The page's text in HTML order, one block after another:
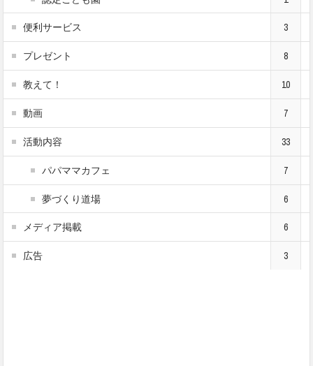
便利サービス 3
プレゼント 8
教えて！ 10
動画 7
活動内容 33
パパママカフェ 7
夢づくり道場 6
メディア掲載 6
広告 3